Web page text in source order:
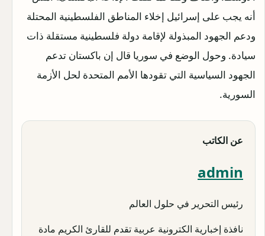
أنه يجب على إسرائيل إخلاء المناطق الفلسطينية المحتلة
ودعم الجهود المبذولة لإقامة دولة فلسطينية مستقلة ذات
سيادة. وحول الوضع في سوريا قال إن باكستان تدعم
الجهود السياسية التي تقودها الأمم المتحدة لحل الأزمة
السورية.
عن الكاتب
admin
رئيس التحرير في حلول العالم
نافذة إخبارية الكترونية عربية تقدم للقارئ الكريم مادة